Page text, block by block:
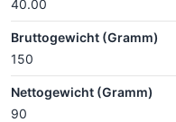
40.00
Bruttogewicht (Gramm)
150
Nettogewicht (Gramm)
90